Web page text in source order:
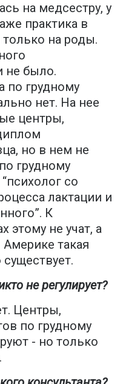
на медсестру, у
практика в
на роды.
не было.
по грудному
нет. На нее
центры,
но в нем не
грудному
со
лактации и
К
этому не учат, а
такая
не регулирует?
Центры,
по грудному
- но только